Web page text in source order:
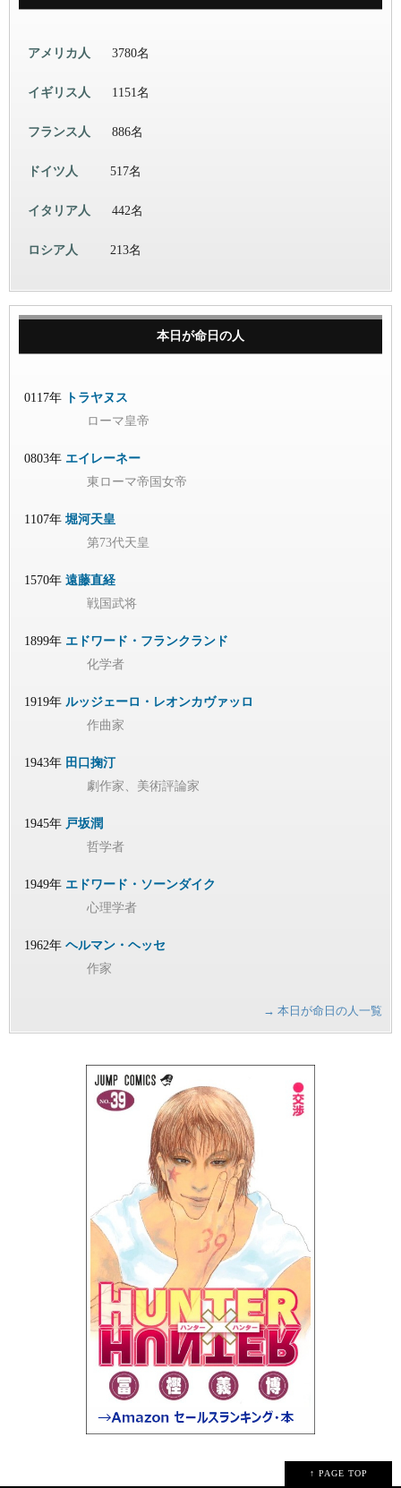
アメリカ人 3780名
イギリス人 1151名
フランス人 886名
ドイツ人 517名
イタリア人 442名
ロシア人 213名
本日が命日の人
0117年
トラヤヌス
ローマ皇帝
0803年 エイレーネー
東ローマ帝国女帝
1107年 堀河天皇
第73代天皇
1570年 遠藤直経
戦国武将
1899年 エドワード・フランクランド
化学者
1919年 ルッジェーロ・レオンカヴァッロ
作曲家
1943年 田口掬汀
劇作家、美術評論家
1945年 戸坂潤
哲学者
1949年 エドワード・ソーンダイク
心理学者
1962年 ヘルマン・ヘッセ
作家
→ 本日が命日の人一覧
↑ PAGE TOP